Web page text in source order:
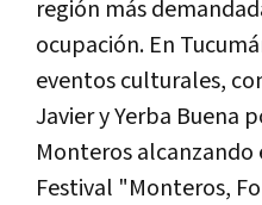
región más
ocupación. En
eventos culturales,
Javier y Yerba Buena
Monteros alcanzando
Festival "Monteros,